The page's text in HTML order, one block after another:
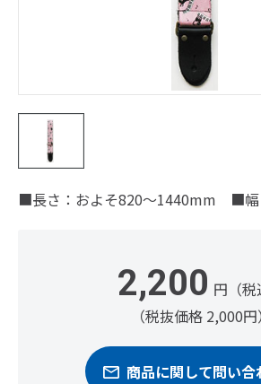
■長さ：およそ820～1440mm ■幅
2,200 円（税
（税抜価格 2,000円）
商品に関して問い合